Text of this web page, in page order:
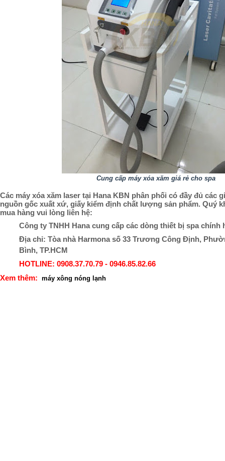
Cung cấp máy xóa xăm giá rẻ cho spa
Các máy xóa xăm laser tại Hana KBN phân phối có đầy đủ các
nguồn gốc xuất xứ, giấy kiểm định chất lượng sản phẩm. Quý
mua hàng vui lòng liên hệ:
Công ty TNHH Hana cung cấp các dòng thiết bị spa chính
Địa chỉ: Tòa nhà Harmona số 33 Trương Công Định,
Bình, TP.HCM
HOTLINE: 0908.37.70.79 - 0946.85.82.66
Xem thêm: máy xông nóng lạnh